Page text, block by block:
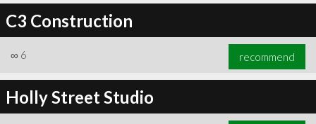
C3 Construction
∞ 6 recommend
Holly Street Studio